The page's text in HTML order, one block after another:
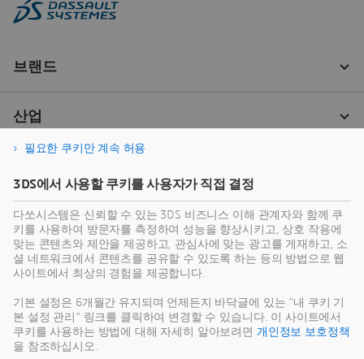
필요한 쿠키만 계속 허용
3DS에서 사용할 쿠키를 사용자가 직접 결정
다쏘시스템은 신뢰할 수 있는 3DS 비즈니스 이해 관계자와 함께 쿠
키를 사용하여 방문자를 측정하여 성능을 향상시키고, 상호 작용에
맞는 콘텐츠와 제안을 제공하고, 관심사에 맞는 광고를 게재하고, 소
셜 네트워크에서 콘텐츠를 공유할 수 있도록 하는 등의 방법으로 웹
사이트에서 최상의 경험을 제공합니다.
기본 설정은 6개월간 유지되며 언제든지 바닥글에 있는 "내 쿠키 기
본 설정 관리" 링크를 클릭하여 변경할 수 있습니다. 이 사이트에서
쿠키를 사용하는 방법에 대해 자세히 알아보려면 개인정보 보호정책
을 참조하십시오.